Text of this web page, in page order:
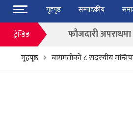
गृहपृष्ठ सम्पादकीय
ट्रेन्डिङ
नेपाल वायुसेवाको
हङ्गेरी सरकारले
फाैजदारी अपराधमा
बाढी पहिरोका
गृहपृष्ठ बागमतीको ८ सदस्यीय